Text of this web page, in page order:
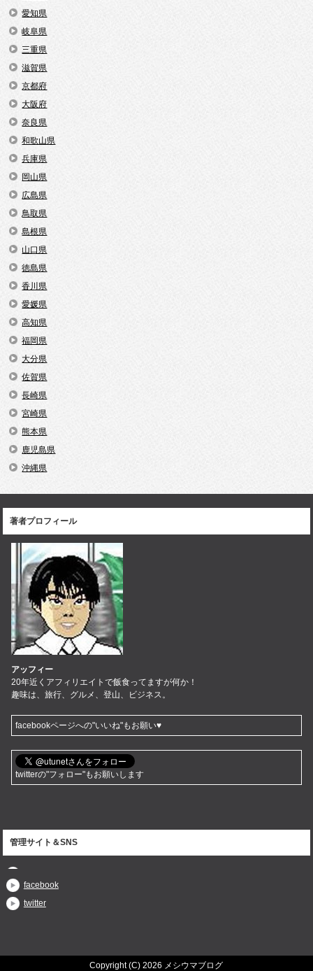
愛知県
岐阜県
三重県
滋賀県
京都府
大阪府
奈良県
和歌山県
兵庫県
岡山県
広島県
鳥取県
島根県
山口県
徳島県
香川県
愛媛県
高知県
福岡県
大分県
佐賀県
長崎県
宮崎県
熊本県
鹿児島県
沖縄県
著者プロフィール
アッフィー
20年近くアフィリエイトで飯食ってますが何か！
趣味は、旅行、グルメ、登山、ビジネス。
facebookページへの"いいね"もお願い♥
twitterの"フォロー"もお願いします
管理サイト＆SNS
facebook
twitter
Copyright (C) 2026 メシウマブログ